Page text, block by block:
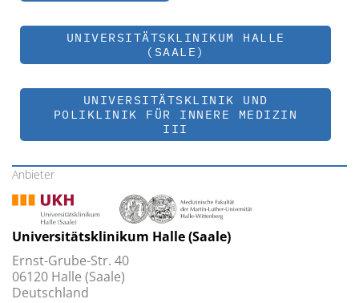
UNIVERSITÄTSKLINIKUM HALLE
(SAALE)
UNIVERSITÄTSKLINIK UND
POLIKLINIK FÜR INNERE MEDIZIN
III
Anbieter
Universitätsklinikum Halle (Saale)
Ernst-Grube-Str. 40
06120 Halle (Saale)
Deutschland